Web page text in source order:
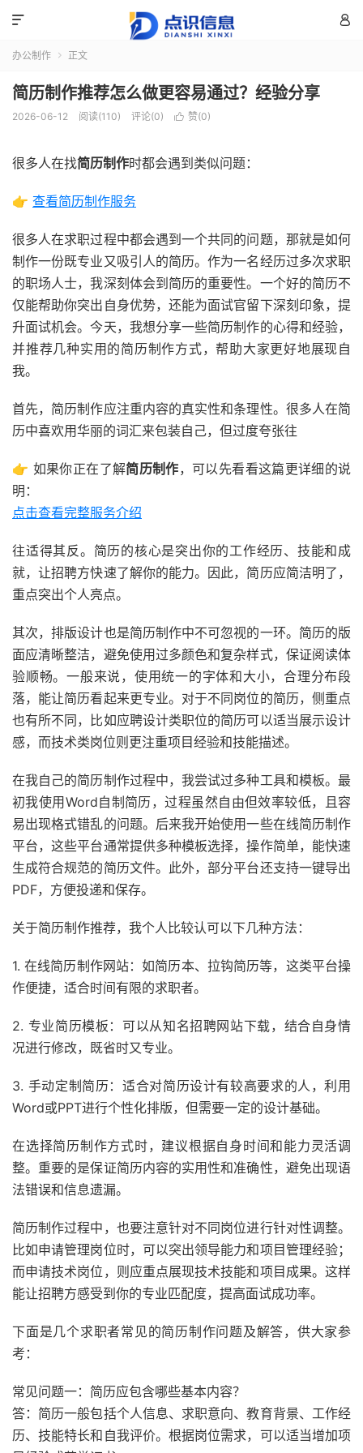


办公制作  正文
简历制作推荐怎么做更容易通过？经验分享
2026-06-12 阅读(110) 评论(0)  赞(0)
很多人在找简历制作时都会遇到类似问题：
👉 查看简历制作服务
很多人在求职过程中都会遇到一个共同的问题，那就是如何
制作一份既专业又吸引人的简历。作为一名经历过多次求职
的职场人士，我深刻体会到简历的重要性。一个好的简历不
仅能帮助你突出自身优势，还能为面试官留下深刻印象，提
升面试机会。今天，我想分享一些简历制作的心得和经验，
并推荐几种实用的简历制作方式，帮助大家更好地展现自
我。
首先，简历制作应注重内容的真实性和条理性。很多人在简
历中喜欢用华丽的词汇来包装自己，但过度夸张往
👉 如果你正在了解简历制作，可以先看看这篇更详细的说
明：
点击查看完整服务介绍
往适得其反。简历的核心是突出你的工作经历、技能和成
就，让招聘方快速了解你的能力。因此，简历应简洁明了，
重点突出个人亮点。
其次，排版设计也是简历制作中不可忽视的一环。简历的版
面应清晰整洁，避免使用过多颜色和复杂样式，保证阅读体
验顺畅。一般来说，使用统一的字体和大小，合理分布段
落，能让简历看起来更专业。对于不同岗位的简历，侧重点
也有所不同，比如应聘设计类职位的简历可以适当展示设计
感，而技术类岗位则更注重项目经验和技能描述。
在我自己的简历制作过程中，我尝试过多种工具和模板。最
初我使用Word自制简历，过程虽然自由但效率较低，且容
易出现格式错乱的问题。后来我开始使用一些在线简历制作
平台，这些平台通常提供多种模板选择，操作简单，能快速
生成符合规范的简历文件。此外，部分平台还支持一键导出
PDF，方便投递和保存。
关于简历制作推荐，我个人比较认可以下几种方法：
1. 在线简历制作网站：如简历本、拉钩简历等，这类平台操
作便捷，适合时间有限的求职者。
2. 专业简历模板：可以从知名招聘网站下载，结合自身情
况进行修改，既省时又专业。
3. 手动定制简历：适合对简历设计有较高要求的人，利用
Word或PPT进行个性化排版，但需要一定的设计基础。
在选择简历制作方式时，建议根据自身时间和能力灵活调
整。重要的是保证简历内容的实用性和准确性，避免出现语
法错误和信息遗漏。
简历制作过程中，也要注意针对不同岗位进行针对性调整。
比如申请管理岗位时，可以突出领导能力和项目管理经验；
而申请技术岗位，则应重点展现技术技能和项目成果。这样
能让招聘方感受到你的专业匹配度，提高面试成功率。
下面是几个求职者常见的简历制作问题及解答，供大家参
考：
常见问题一：简历应包含哪些基本内容？
答：简历一般包括个人信息、求职意向、教育背景、工作经
历、技能特长和自我评价。根据岗位需求，可以适当增加项